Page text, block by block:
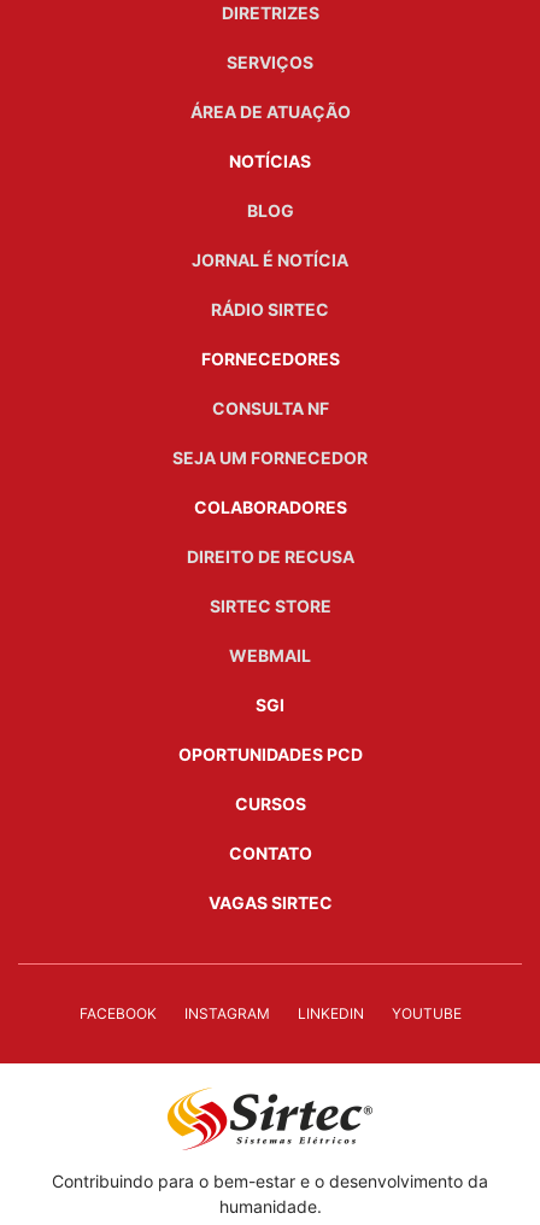
DIRETRIZES
SERVIÇOS
ÁREA DE ATUAÇÃO
NOTÍCIAS
BLOG
JORNAL É NOTÍCIA
RÁDIO SIRTEC
FORNECEDORES
CONSULTA NF
SEJA UM FORNECEDOR
COLABORADORES
DIREITO DE RECUSA
SIRTEC STORE
WEBMAIL
SGI
OPORTUNIDADES PCD
CURSOS
CONTATO
VAGAS SIRTEC
FACEBOOK INSTAGRAM LINKEDIN YOUTUBE
Contribuindo para o bem-estar e o desenvolvimento da
humanidade.